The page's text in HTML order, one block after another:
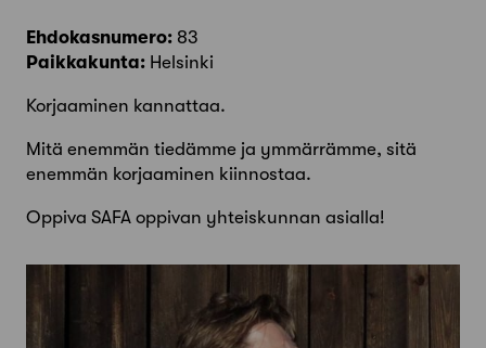
Ehdokasnumero: 83
Paikkakunta: Helsinki
Korjaaminen kannattaa.
Mitä enemmän tiedämme ja ymmärrämme, sitä
enemmän korjaaminen kiinnostaa.
Oppiva SAFA oppivan yhteiskunnan asialla!